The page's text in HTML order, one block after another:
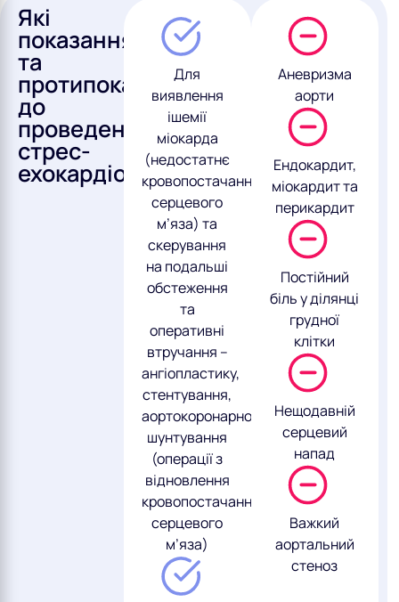
Які
показання
та
протипоказання
до
проведення
стрес-
ехокардіографії?
Для
виявлення
ішемії
міокарда
(недостатнє
кровопостачання
серцевого
м’яза) та
скерування
на подальші
обстеження
та
оперативні
втручання –
ангіопластику,
стентування,
аортокоронарного
шунтування
(операції з
відновлення
кровопостачання
серцевого
м’яза)
Аневризма
аорти
Ендокардит,
міокардит та
перикардит
Постійний
біль у ділянці
грудної
клітки
Нещодавній
серцевий
напад
Важкий
аортальний
стеноз